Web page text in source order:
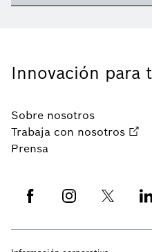
Innovación para
Sobre nosotros
Trabaja con nosotros
Prensa